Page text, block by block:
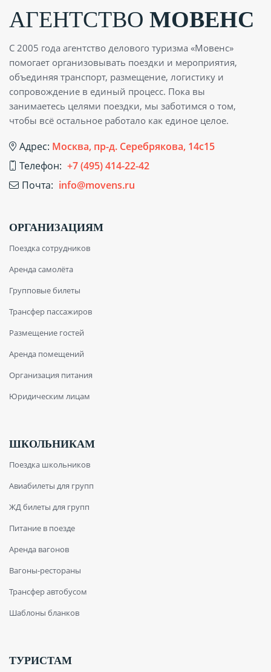
АГЕНТСТВО МОВЕНС
С 2005 года агентство делового туризма «Мовенс»
помогает организовывать поездки и мероприятия,
объединяя транспорт, размещение, логистику и
сопровождение в единый процесс. Пока вы
занимаетесь целями поездки, мы заботимся о том,
чтобы всё остальное работало как единое целое.
Адрес: Москва, пр-д. Серебрякова, 14с15
Телефон: +7 (495) 414-22-42
Почта: info@movens.ru
ОРГАНИЗАЦИЯМ
Поездка сотрудников
Аренда самолёта
Групповые билеты
Трансфер пассажиров
Размещение гостей
Аренда помещений
Организация питания
Юридическим лицам
ШКОЛЬНИКАМ
Поездка школьников
Авиабилеты для групп
ЖД билеты для групп
Питание в поезде
Аренда вагонов
Вагоны-рестораны
Трансфер автобусом
Шаблоны бланков
ТУРИСТАМ